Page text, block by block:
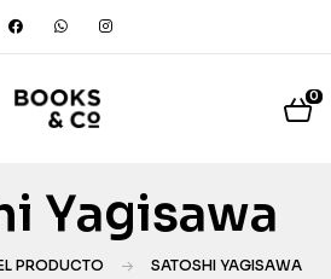
0
Yagisawa
PRODUCTO SATOSHI YAGISAWA